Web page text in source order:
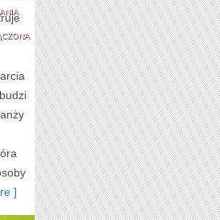
PODSTAWY
CYBERBEZPIECZEŃSTWA
]